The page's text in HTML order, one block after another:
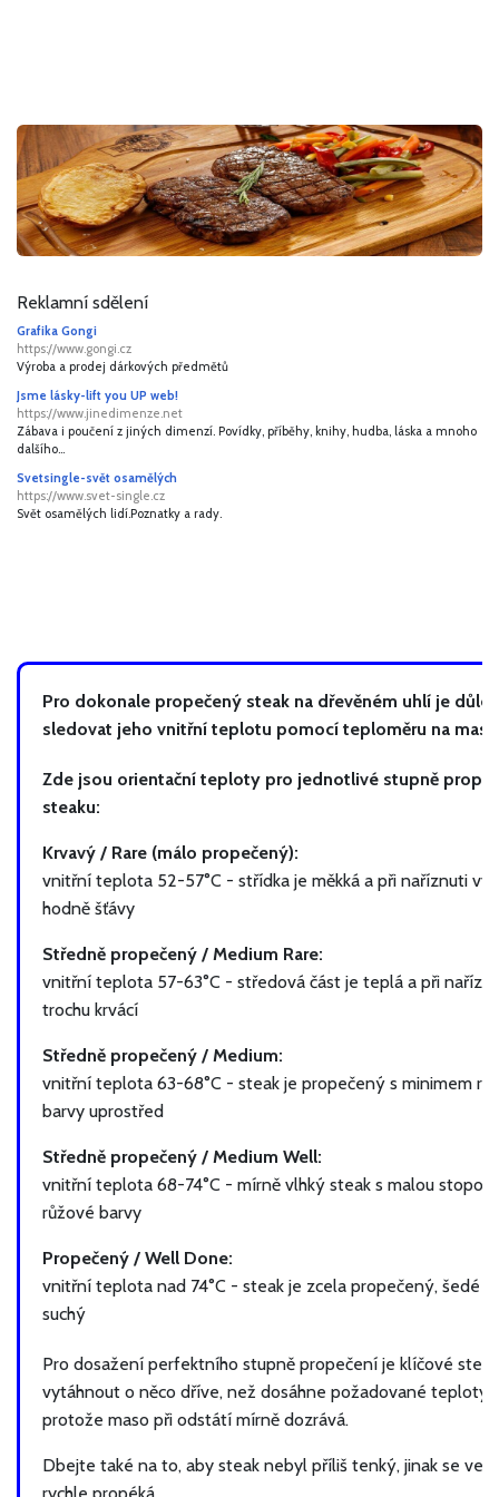
Reklamní sdělení
Grafika Gongi
https://www.gongi.cz
Výroba a prodej dárkových předmětů
Jsme lásky-lift you UP web!
https://www.jinedimenze.net
Zábava i poučení z jiných dimenzí. Povídky, příběhy, knihy, hudba, láska a mnoho
dalšího...
Svetsingle-svět osamělých
https://www.svet-single.cz
Svět osamělých lidí.Poznatky a rady.
Pro dokonale propečený steak na dřevěném uhlí je
sledovat jeho vnitřní teplotu pomocí teploměru na
Zde jsou orientační teploty pro jednotlivé stupně
steaku:
Krvavý / Rare (málo propečený):
vnitřní teplota 52-57°C - střídka je měkká a při naříznuti
hodně šťávy
Středně propečený / Medium Rare:
vnitřní teplota 57-63°C - středová část je teplá a při
trochu krvácí
Středně propečený / Medium:
vnitřní teplota 63-68°C - steak je propečený s minimem
barvy uprostřed
Středně propečený / Medium Well:
vnitřní teplota 68-74°C - mírně vlhký steak s malou stopou
růžové barvy
Propečený / Well Done:
vnitřní teplota nad 74°C - steak je zcela propečený, šedé
suchý
Pro dosažení perfektního stupně propečení je klíčové
vytáhnout o něco dříve, než dosáhne požadované teploty,
protože maso při odstátí mírně dozrává.
Dbejte také na to, aby steak nebyl příliš tenký, jinak se